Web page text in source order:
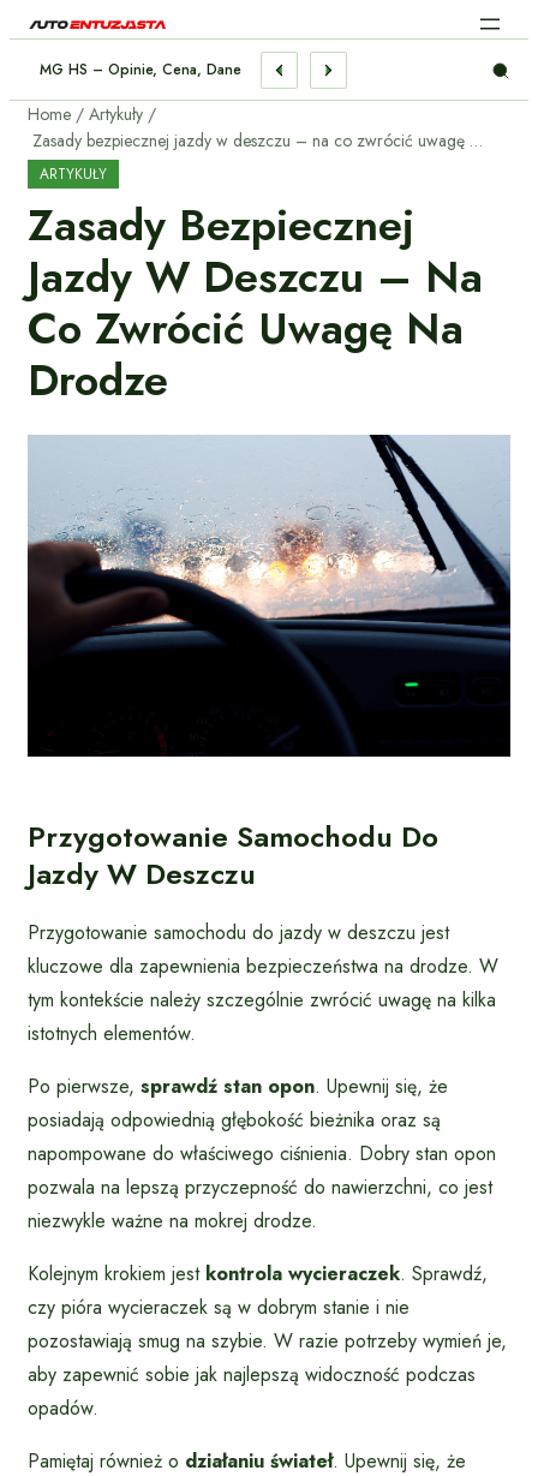
Chłodzenia Silnika – Praktyczny Poradnik
Home
Artykuły
Zasady bezpiecznej jazdy w deszczu – na co zwrócić uwagę na drodze
ARTYKUŁY
Zasady Bezpiecznej
Jazdy W Deszczu – Na
Co Zwrócić Uwagę Na
Drodze
Przygotowanie Samochodu Do
Jazdy W Deszczu
Przygotowanie samochodu do jazdy w deszczu jest
kluczowe dla zapewnienia bezpieczeństwa na drodze. W
tym kontekście należy szczególnie zwrócić uwagę na kilka
istotnych elementów.
Po pierwsze, sprawdź stan opon. Upewnij się, że
posiadają odpowiednią głębokość bieżnika oraz są
napompowane do właściwego ciśnienia. Dobry stan opon
pozwala na lepszą przyczepność do nawierzchni, co jest
niezwykle ważne na mokrej drodze.
Kolejnym krokiem jest kontrola wycieraczek. Sprawdź,
czy pióra wycieraczek są w dobrym stanie i nie
pozostawiają smug na szybie. W razie potrzeby wymień je,
aby zapewnić sobie jak najlepszą widoczność podczas
opadów.
Pamiętaj również o działaniu świateł. Upewnij się, że